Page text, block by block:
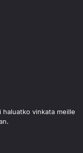
vinkata meille